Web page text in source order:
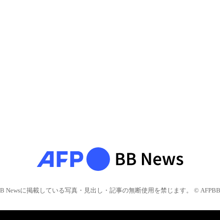
Newsに掲載している写真・見出し・記事の無断使用を禁じます。 © AFPBB